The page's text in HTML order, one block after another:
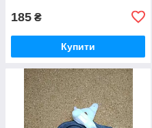
185 ₴
Купити